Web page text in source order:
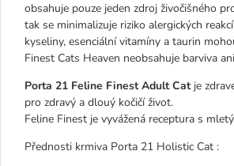
obsahuje pouze jeden zdroj živočišného
tak se minimalizuje riziko alergických
kyseliny, esenciální vitamíny a taurin
Finest Cats Heaven neobsahuje barviva
Porta 21 Feline Finest Adult Cat je
pro zdravý a dlouý kočičí život.
Feline Finest je vyvážená receptura s
Přednosti krmiva Porta 21 Holistic Cat :